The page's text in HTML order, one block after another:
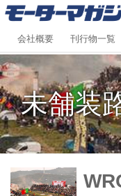
会社概要 刊行物一覧
未舗装